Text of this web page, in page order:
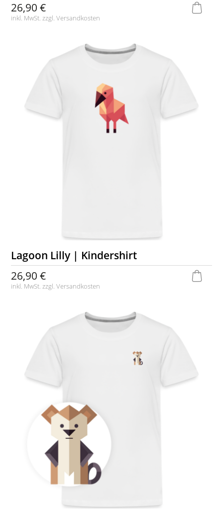
26,90 €
inkl. MwSt. zzgl.Versandkosten
Lagoon Lilly | Kindershirt
26,90 €
inkl. MwSt. zzgl.Versandkosten